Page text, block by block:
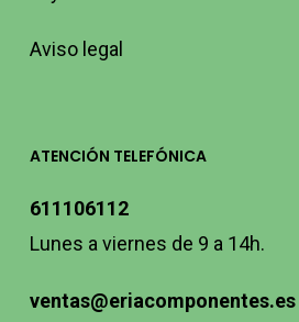
Aviso legal
ATENCIÓN TELEFÓNICA
611106112
Lunes a viernes de 9 a 14h.
ventas@eriacomponentes.es